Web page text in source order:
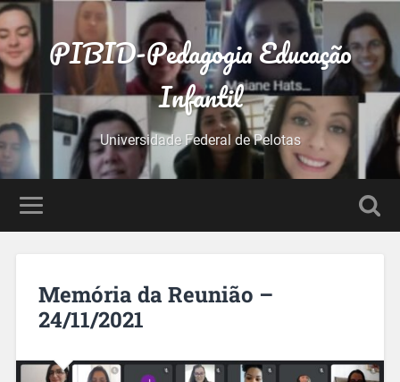
PIBID-Pedagogia Educação
Infantil
Universidade Federal de Pelotas
Memória da Reunião –
24/11/2021